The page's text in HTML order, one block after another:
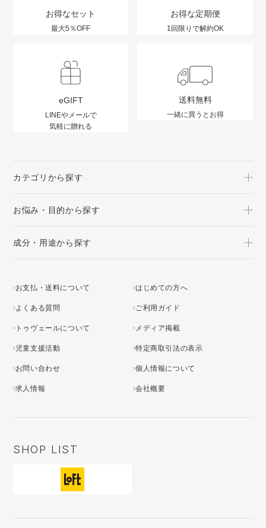
お得なセット
最大5％OFF
お得な定期便
1回限りで解約OK
eGIFT
LINEやメールで
気軽に贈れる
送料無料
一緒に買うとお得
カテゴリから探す
お悩み・目的から探す
成分・用途から探す
お支払・送料について はじめての方へ
よくある質問 ご利用ガイド
トゥヴェールについて メディア掲載
児童支援活動 特定商取引法の表示
お問い合わせ 個人情報について
求人情報 会社概要
SHOP LIST